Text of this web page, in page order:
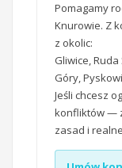
Pomagamy
Knurowie. Z
z okolic:
Gliwice,
Góry,
Jeśli chcesz
konfliktów —
zasad i